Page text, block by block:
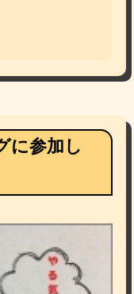
に参加し